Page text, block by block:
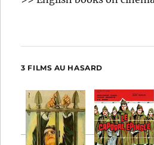
3 FILMS AU HASARD